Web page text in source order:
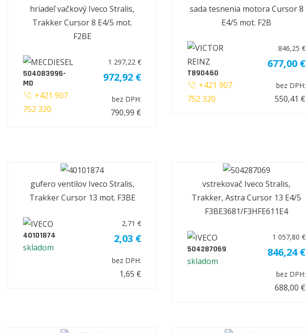
hriadeľ vačkový Iveco Stralis,
Trakker Cursor 8 E4/5 mot.
F2BE
504083996-
MD
+421 907
752 320
1 297,22 €
972,92 €
bez DPH:
790,99 €
sada tesnenia motora Cursor 8
E4/5 mot. F2B
T890460
+421 907
752 320
846,25 €
677,00 €
bez DPH:
550,41 €
gufero ventilov Iveco Stralis,
Trakker Cursor 13 mot. F3BE
40101874
skladom
2,71 €
2,03 €
bez DPH:
1,65 €
vstrekovač Iveco Stralis,
Trakker, Astra Cursor 13 E4/5
F3BE3681/F3HFE611E4
504287069
skladom
1 057,80 €
846,24 €
bez DPH:
688,00 €